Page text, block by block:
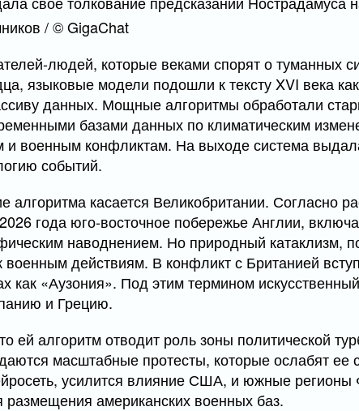
/ © GigaChat
людей, которые веками спорят о туманных
языковые модели подошли к тексту XVI века
данных. Мощные алгоритмы обработали
базами данных по климатическим
и военным конфликтам. На выходе система
событий.
алгоритма касается Великобритании. Согласно
года юго-восточное побережье Англии,
наводнением. Но природный катаклизм,
военным действиям. В конфликт с Британией
как «Аузония». Под этим термином
и Грецию.
ей алгоритм отводит роль зоны политической
масштабные протесты, которые ослабят ее
усилится влияние США, и южные регионы
американских военных баз.